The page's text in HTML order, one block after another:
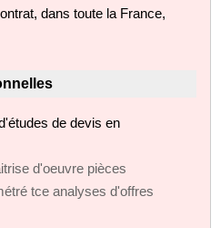
dans toute la France,
de devis en
d'oeuvre pièces
tce analyses d'offres